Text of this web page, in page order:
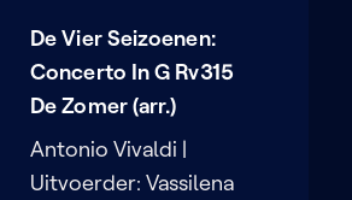
De Vier Seizoenen:
Concerto In G Rv315
De Zomer (arr.)
Antonio Vivaldi |
Uitvoerder: Vassilena